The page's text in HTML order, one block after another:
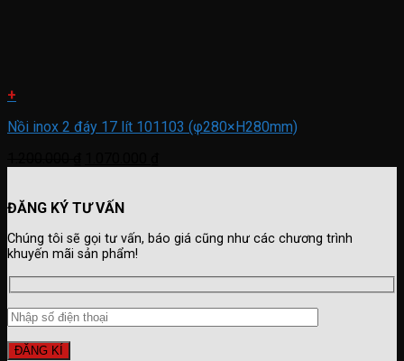
+
Nồi inox 2 đáy 17 lít 101103 (φ280×H280mm)
1.200.000 ₫.
ĐĂNG KÝ TƯ VẤN
Chúng tôi sẽ gọi tư vấn, báo giá cũng như các chương trình
khuyến mãi sản phẩm!